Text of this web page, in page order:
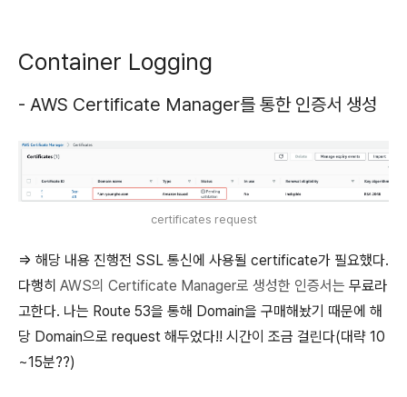
Container Logging
- AWS Certificate Manager를 통한 인증서 생성
certificates request
=> 해당 내용 진행전 SSL 통신에 사용될 certificate가 필요했다.
다행히 AWS의 Certificate Manager로 생성한 인증서는 무료라
고한다. 나는 Route 53을 통해 Domain을 구매해놨기 때문에 해
당 Domain으로 request 해두었다!! 시간이 조금 걸린다(대략 10
~15분??)